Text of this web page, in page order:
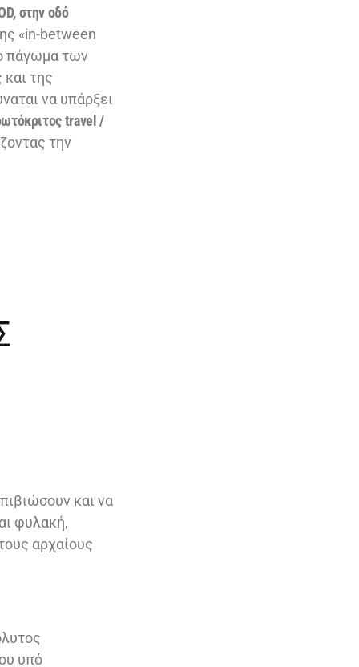
στην οδό
«in-between
πάγωμα των
της
να υπάρξει
travel /
την
και να
φυλακή,
αρχαίους
υπό